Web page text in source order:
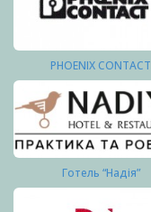
PHOENIX CONTACT
Готель “Надія”